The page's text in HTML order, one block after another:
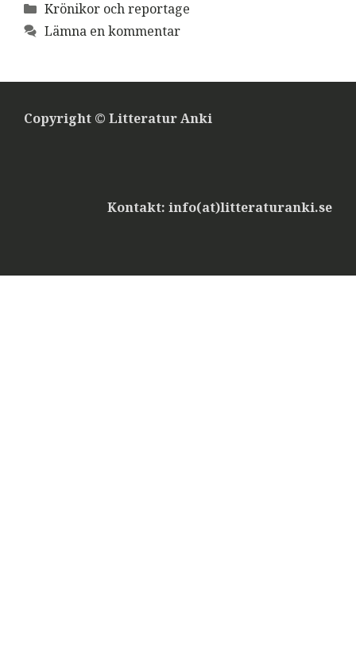
Kategorier
Krönikor och reportage
Lämna en kommentar
Copyright © Litteratur Anki
Kontakt: info(at)litteraturanki.se